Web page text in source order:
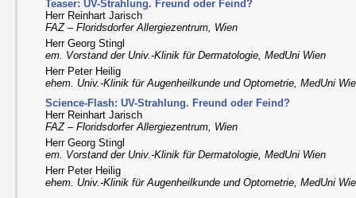
Teaser: UV-Strahlung. Freund oder Feind?
Herr Reinhart Jarisch
FAZ – Floridsdorfer Allergiezentrum, Wien
Herr Georg Stingl
em. Vorstand der Univ.-Klinik für Dermatologie, MedUni Wien
Herr Peter Heilig
ehem. Univ.-Klinik für Augenheilkunde und Optometrie, MedUni
Science-Flash: UV-Strahlung. Freund oder Feind?
Herr Reinhart Jarisch
FAZ – Floridsdorfer Allergiezentrum, Wien
Herr Georg Stingl
em. Vorstand der Univ.-Klinik für Dermatologie, MedUni Wien
Herr Peter Heilig
ehem. Univ.-Klinik für Augenheilkunde und Optometrie, MedUni